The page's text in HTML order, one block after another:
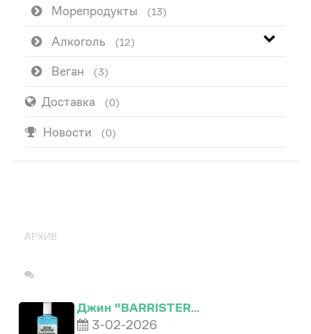
Морепродукты (13)
Алкоголь (12)
Веган (3)
Доставка (0)
Новости (0)
АРХИВ
Джин "BARRISTER…
3-02-2026